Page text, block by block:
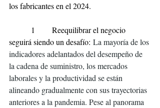
los fabricantes en el 2024.
1       Reequilibrar el negocio
seguirá siendo un desafío: La mayoría de los
indicadores adelantados del desempeño de
la cadena de suministro, los mercados
laborales y la productividad se están
alineando gradualmente con sus trayectorias
anteriores a la pandemia. Pese al panorama